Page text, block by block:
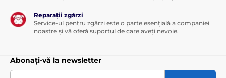
Reparații zgărzi
Service-ul pentru zgărzi este o parte esențială a companiei
noastre și vă oferă suportul de care aveți nevoie.
Abonați-vă la newsletter